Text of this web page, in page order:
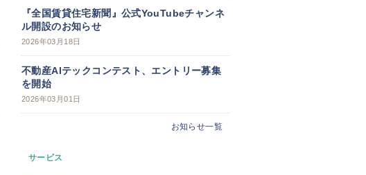
『全国賃貸住宅新聞』公式YouTubeチャンネ
ル開設のお知らせ
2026年03月18日
不動産AIテックコンテスト、エントリー募集
を開始
2026年03月01日
お知らせ一覧
サービス